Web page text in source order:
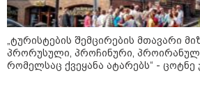
19:03 / 08-08-
"მკაცრად
კობახიძის
"კოალიცია
„ტურისტების შემცირების მთავარი
პრორუსული, პროჩინური,
რომელსაც ქვეყანა ატარებს“ - ცოტნე